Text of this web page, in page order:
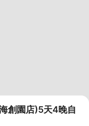
創園店)5天4晚自